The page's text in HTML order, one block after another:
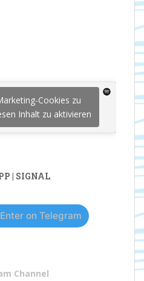
Cookies zu
Inhalt zu aktivieren
| SIGNAL
on Telegram
Channel